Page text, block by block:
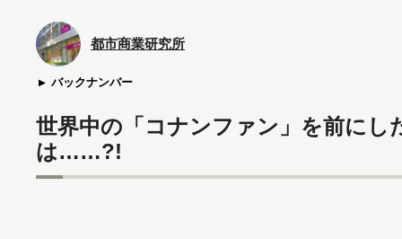
都市商業研究所
バックナンバー
世界中の「コナンファン」を前にし
は……?!